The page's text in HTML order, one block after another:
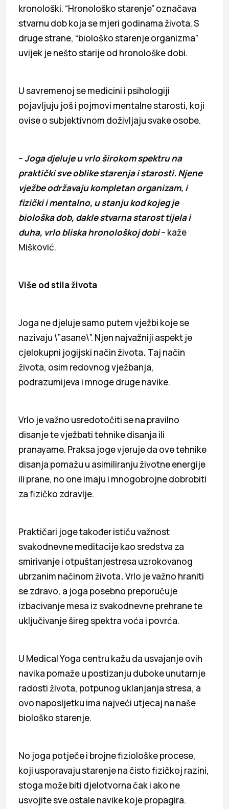
kronološki. “Hronološko starenje” označava
stvarnu dob koja se mjeri godinama života. S
druge strane, “biološko starenje organizma”
uvijek je nešto starije od hronološke dobi.
U savremenoj se medicini i psihologiji
pojavljuju još i pojmovi mentalne starosti, koji
ovise o subjektivnom doživljaju svake osobe.
–Joga djeluje u vrlo širokom spektru na
praktički sve oblike starenja i starosti. Njene
vježbe održavaju kompletan organizam, i
fizički i mentalno, u stanju kod kojeg je
biološka dob, dakle stvarna starost tijela i
duha, vrlo bliska hronološkoj dobi– kaže
Mišković.
Više od stila života
Joga ne djeluje samo putem vježbi koje se
nazivaju \”asane\”. Njen najvažniji aspekt je
cjelokupni jogijski način života. Taj način
života, osim redovnog vježbanja,
podrazumijeva i mnoge druge navike.
Vrlo je važno usredotočiti se na pravilno
disanje te vježbati tehnike disanja ili
pranayame. Praksa joge vjeruje da ove tehnike
disanja pomažu u asimiliranju životne energije
ili prane, no one imaju i mnogobrojne dobrobiti
za fizičko zdravlje.
Praktičari joge također ističu važnost
svakodnevne meditacije kao sredstva za
smirivanje i otpuštanjestresa uzrokovanog
ubrzanim načinom života.Vrlo je važno hraniti
se zdravo, a joga posebno preporučuje
izbacivanje mesa iz svakodnevne prehrane te
uključivanje šireg spektra voća i povrća.
U Medical Yoga centru kažu da usvajanje ovih
navika pomaže u postizanju duboke unutarnje
radosti života, potpunog uklanjanja stresa, a
ovo naposljetku ima najveći utjecaj na naše
biološko starenje.
No joga potječe i brojne fiziološke procese,
koji usporavaju starenje na čisto fizičkoj razini,
stoga može biti djelotvorna čak i ako ne
usvojite sve ostale navike koje propagira.